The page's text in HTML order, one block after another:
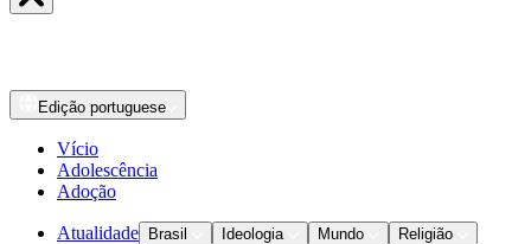
Edição portuguese
Vício
Adolescência
Adoção
Atualidade Brasil Ideologia Mundo
Religião